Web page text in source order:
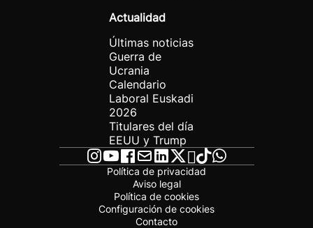
Actualidad
Últimas noticias
Guerra de
Ucrania
Calendario
Laboral Euskadi
2026
Titulares del día
EEUU y Trump
Política de privacidad
Aviso legal
Política de cookies
Configuración de cookies
Contacto